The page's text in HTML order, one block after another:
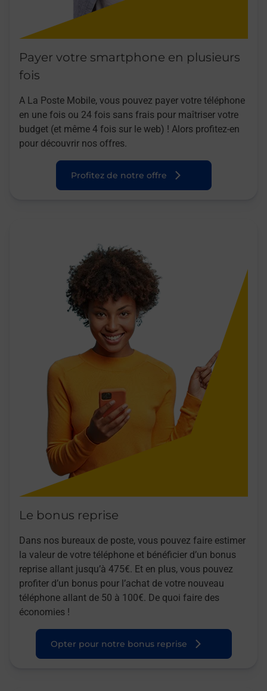
Payer votre smartphone en plusieurs
fois
A La Poste Mobile, vous pouvez payer votre téléphone
en une fois ou 24 fois sans frais pour maîtriser votre
budget (et même 4 fois sur le web) ! Alors profitez-en
pour découvrir nos offres.
Profitez de notre offre
Le bonus reprise
Dans nos bureaux de poste, vous pouvez faire estimer
la valeur de votre téléphone et bénéficier d’un bonus
reprise allant jusqu’à 475€. Et en plus, vous pouvez
profiter d’un bonus pour l’achat de votre nouveau
téléphone allant de 50 à 100€. De quoi faire des
économies !
Opter pour notre bonus reprise